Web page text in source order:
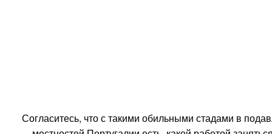
Согласитесь, что с такими обильными стадами в